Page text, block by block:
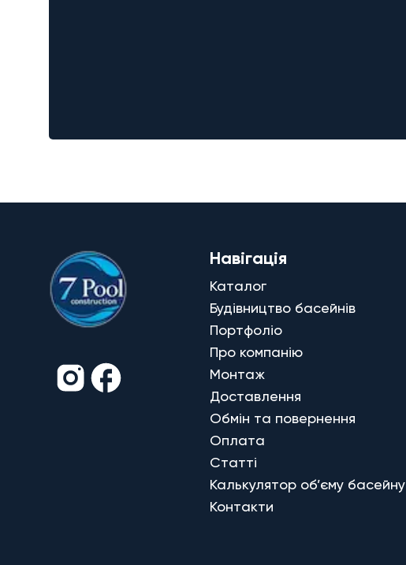
Навігація
Каталог
Будівництво басейнів
Портфоліо
Про компанію
Монтаж
Доставлення
Обмін та повернення
Оплата
Статті
Калькулятор об’єму басейну
Контакти